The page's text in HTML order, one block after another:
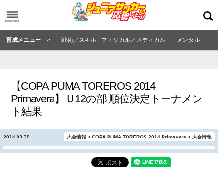
育成メニュー > 戦術／スキル フィジカル／メディカル メンタル
【COPA PUMA TOREROS 2014
Primavera】Ｕ12の部 順位決定トーナメン
ト結果
2014.03.28 大会情報 > COPA PUMA TOREROS 2014 Primavera > 大会情報